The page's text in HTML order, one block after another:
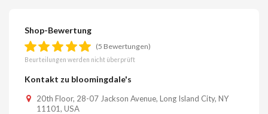
Shop-Bewertung
(5 Bewertungen)
Beurteilungen werden nicht überprüft
Kontakt zu bloomingdale's
20th Floor, 28-07 Jackson Avenue, Long Island City, NY
11101, USA